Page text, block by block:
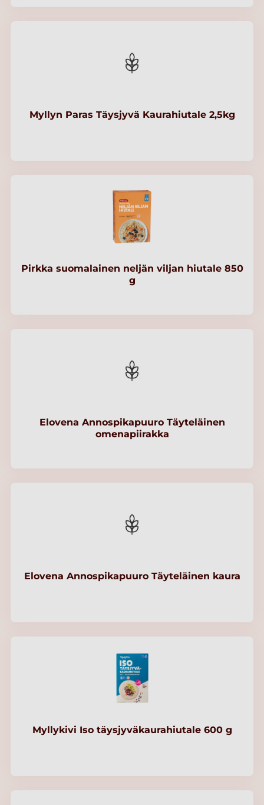
Myllyn Paras Täysjyvä Kaurahiutale 2,5kg
Pirkka suomalainen neljän viljan hiutale 850
g
Elovena Annospikapuuro Täyteläinen
omenapiirakka
Elovena Annospikapuuro Täyteläinen kaura
Myllykivi Iso täysjyväkaurahiutale 600 g